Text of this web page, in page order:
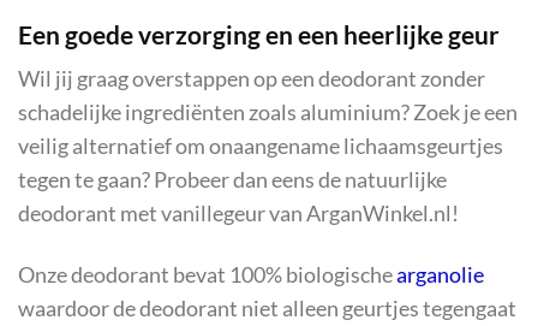
Een goede verzorging en een heerlijke geur
Wil jij graag overstappen op een deodorant zonder
schadelijke ingrediënten zoals aluminium? Zoek je een
veilig alternatief om onaangename lichaamsgeurtjes
tegen te gaan? Probeer dan eens de natuurlijke
deodorant met vanillegeur van ArganWinkel.nl!
Onze deodorant bevat 100% biologischearganolie
waardoor de deodorant niet alleen geurtjes tegengaat